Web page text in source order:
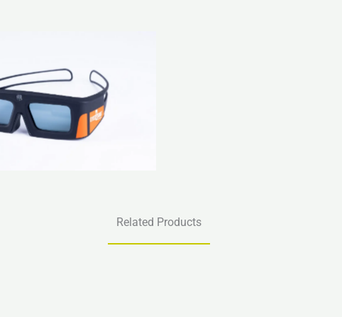
Related Products